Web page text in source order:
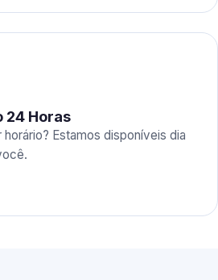
24 Horas
Estamos disponíveis dia